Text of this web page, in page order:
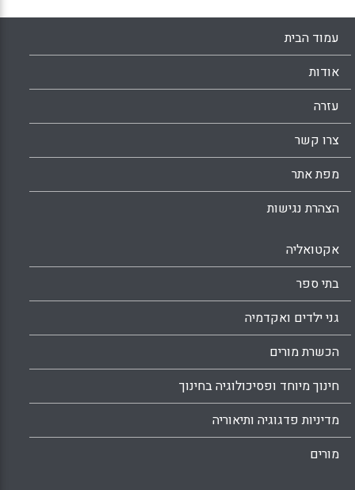
עמוד הבית
אודות
עזרה
צרו קשר
מפת אתר
הצהרת נגישות
אקטואליה
בתי ספר
גני ילדים ואקדמיה
הכשרת מורים
חינוך מיוחד ופסיכולוגיה בחינוך
מדיניות פדגוגיה ותיאוריה
מורים